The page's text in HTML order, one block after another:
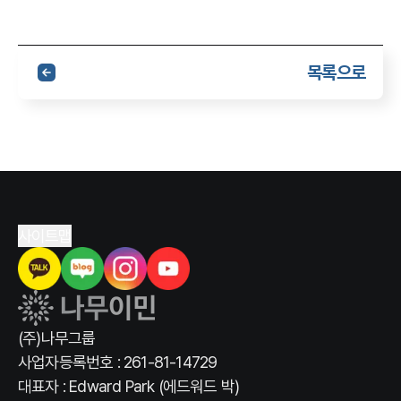
목록으로
(주)나무그룹
사업자등록번호 : 261-81-14729
대표자 : Edward Park (에드워드 박)